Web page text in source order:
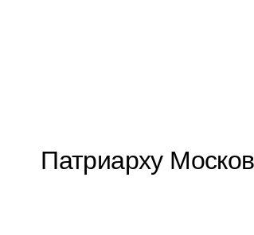
Патриарху